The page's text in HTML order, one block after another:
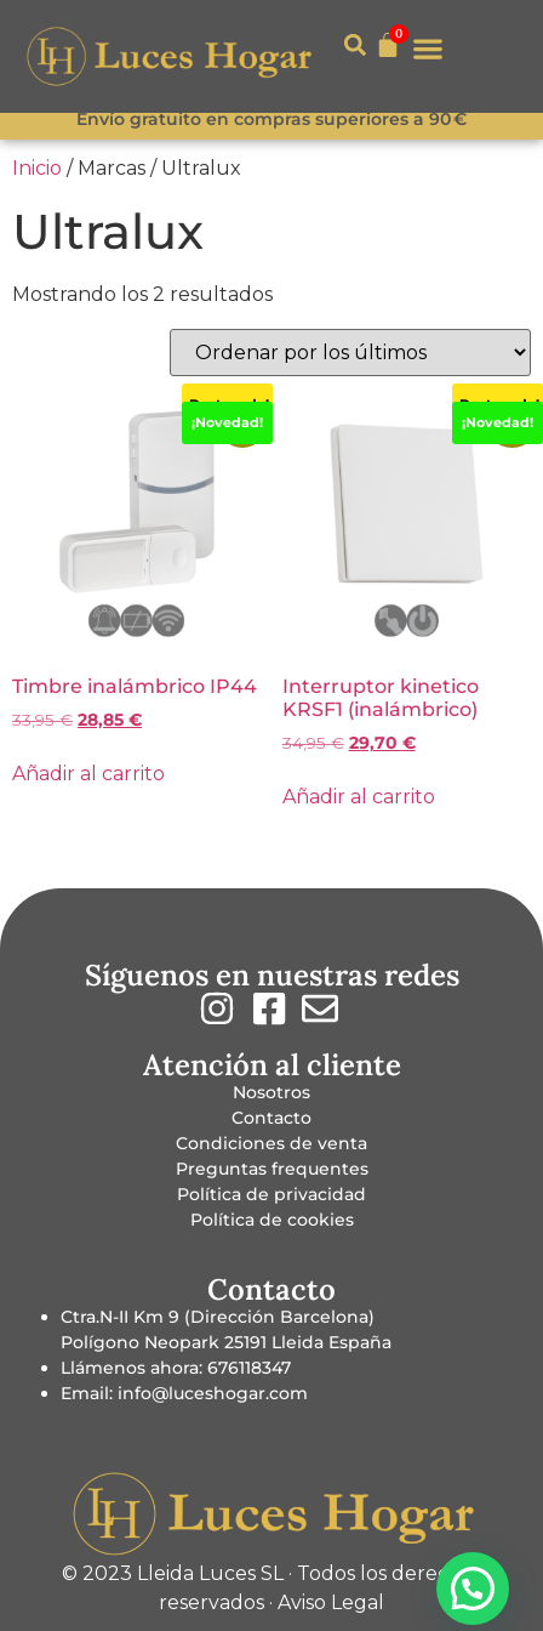
0
Envío gratuito en compras superiores a 90 €
Inicio / Marcas / Ultralux
Ultralux
Mostrando los 2 resultados
-15%
¡Destacado!
¡Novedad!
Timbre inalámbrico IP44
33,95€ 28,85 €
Añadir al carrito
-15%
¡Destacado!
¡Novedad!
Interruptor kinetico
KRSF1 (inalámbrico)
34,95€ 29,70 €
Añadir al carrito
Síguenos en nuestras redes
Atención al cliente
Nosotros
Contacto
Condiciones de venta
Preguntas frequentes
Política de privacidad
Política de cookies
Contacto
Ctra.N-II Km 9 (Dirección Barcelona)
Polígono Neopark 25191 Lleida España
Llámenos ahora: 676118347
Email: info@luceshogar.com
© 2023 Lleida Luces SL · Todos los derechos
reservados · Aviso Legal